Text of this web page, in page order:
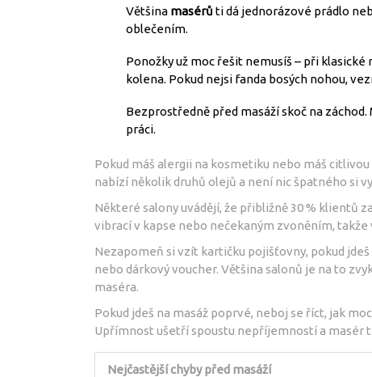
Většina masérů ti dá jednorázové prádlo
oblečením.
Ponožky už moc řešit nemusíš – při klasické
kolena. Pokud nejsi fanda bosých nohou,
Bezprostředně před masáží skoč na
práci.
Pokud máš alergii na kosmetiku nebo máš
nabízí několik druhů olejů a není nic špatného si
Některé salony uvádějí, že přibližně 30 % klientů
vibrací v kapse nebo nečekaným zvoněním,
Nezapomeň si vzít kartičku pojišťovny, pokud jdeš
nebo dárkový voucher. Většina salonů je na to
maséra.
Pokud jdeš na masáž poprvé, neboj se říct, jak
Upřímnost ušetří spoustu nepříjemností a masér
Nejčastější chyby před masáží